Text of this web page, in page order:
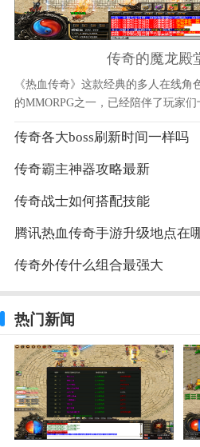
传奇的魔龙殿
《热血传奇》这款经典的多人在线
的MMORPG之一，已经陪伴了玩家
传奇各大boss刷新时间一样吗
传奇霸主神器攻略最新
传奇战士如何搭配技能
腾讯热血传奇手游升级地点在
传奇外传什么组合最强大
热门新闻